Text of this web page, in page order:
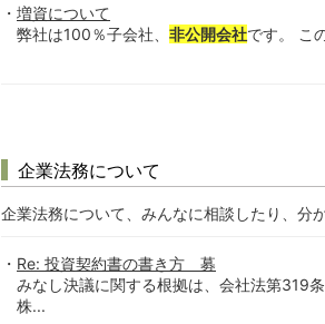
増資について
弊社は100％子会社、 非公開会社です。 こ
企業法務について
企業法務について、みんなに相談したり、分
Re: 投資契約書の書き方 募
みなし決議に関する根拠は、会社法第319
株...